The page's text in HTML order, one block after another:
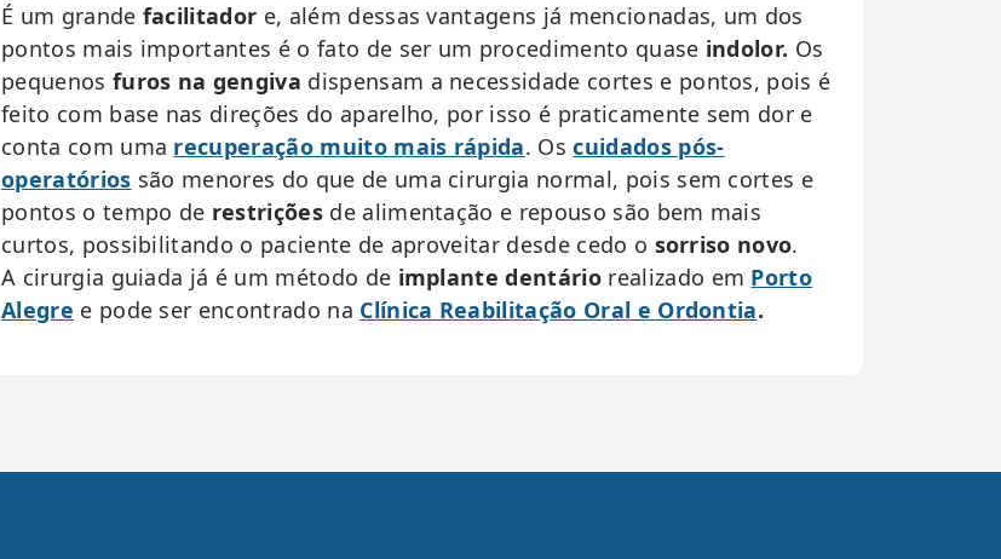
É um grande facilitador e, além dessas vantagens já mencionadas, um dos
pontos mais importantes é o fato de ser um procedimento quase indolor. Os
pequenos furos na gengiva dispensam a necessidade cortes e pontos, pois é
feito com base nas direções do aparelho, por isso é praticamente sem dor e
conta com uma recuperação muito mais rápida. Oscuidados pós-
operatórios são menores do que de uma cirurgia normal, pois sem cortes e
pontos o tempo de restriçõesde alimentação e repouso são bem mais
curtos, possibilitando o paciente de aproveitar desde cedo o sorriso novo.
A cirurgia guiada já é um método de implante dentáriorealizado em Porto
Alegre e pode ser encontrado na Clínica Reabilitação Oral e Ordontia.